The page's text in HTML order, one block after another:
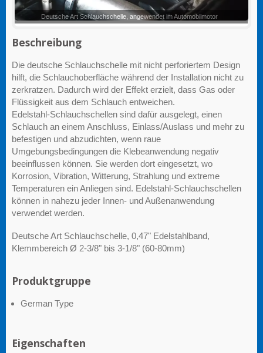
Deutsche Art Schlauchschelle
Beschreibung
Die deutsche Schlauchschelle mit nicht perforiertem Design
hilft, die Schlauchoberfläche während der Installation nicht zu
zerkratzen. Dadurch wird der Effekt erzielt, dass Gas oder
Flüssigkeit aus dem Schlauch entweichen.
Edelstahl-Schlauchschellen sind dafür ausgelegt, einen
Schlauch an einem Anschluss, Einlass/Auslass und mehr zu
befestigen und abzudichten, wenn raue
Umgebungsbedingungen die Klebeanwendung negativ
beeinflussen können. Sie werden dort eingesetzt, wo
Korrosion, Vibration, Witterung, Strahlung und extreme
Temperaturen ein Anliegen sind. Edelstahl-Schlauchschellen
können in nahezu jeder Innen- und Außenanwendung
verwendet werden.
Deutsche Art Schlauchschelle, 0,47" Edelstahlband,
Klemmbereich Ø 2-3/8" bis 3-1/8" (60-80mm)
Produktgruppe
German Type
Eigenschaften